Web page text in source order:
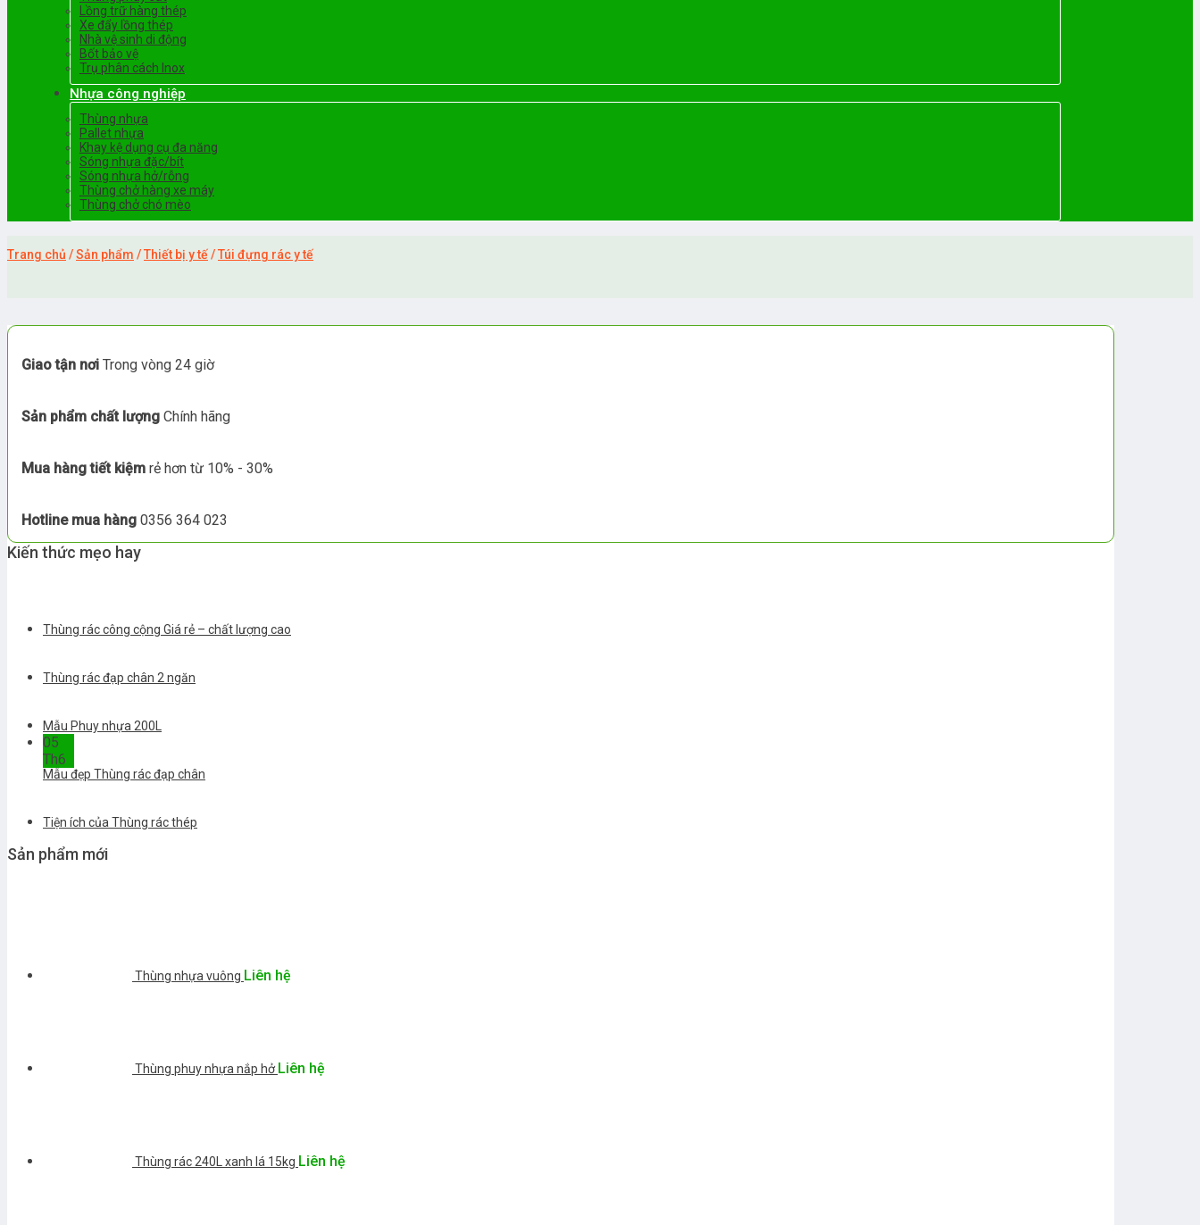
Lồng trữ hàng thép
Xe đẩy lồng thép
Nhà vệ sinh di động
Bốt bảo vệ
Trụ phân cách Inox
Nhựa công nghiệp
Thùng nhựa
Pallet nhựa
Khay kệ dụng cụ đa năng
Sóng nhựa đặc/bít
Sóng nhựa hở/rỗng
Thùng chở hàng xe máy
Thùng chở chó mèo
Trang chủ /Sản phẩm /Thiết bị y tế/Túi đựng rác y tế
Giao tận nơi Trong vòng 24 giờ
Sản phẩm chất lượng Chính hãng
Mua hàng tiết kiệm rẻ hơn từ 10% - 30%
Hotline mua hàng 0356 364 023
Kiến thức mẹo hay
Thùng rác công cộng Giá rẻ – chất lượng cao
Thùng rác đạp chân 2 ngăn
Mẫu Phuy nhựa 200L
05
Th6
Mẫu đẹp Thùng rác đạp chân
Tiện ích của Thùng rác thép
Sản phẩm mới
Thùng nhựa vuông Liên hệ
Thùng phuy nhựa nắp hở Liên hệ
Thùng rác 240L xanh lá 15kg Liên hệ